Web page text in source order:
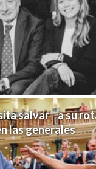
salvar a su
las generales